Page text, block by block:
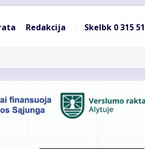
Redakcija Skelbk 0 315